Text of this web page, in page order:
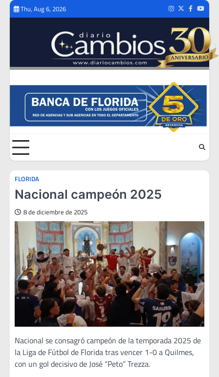
Skip
Thu, Aug 6, 2026 Instagram
TwitterFacebook
FLORIDA
Nacional campeón 2025
8 de diciembre de 2025
Nacional se consagró campeón de la temporada 2025 de
la Liga de Fútbol de Florida tras vencer 1-0 a Quilmes,
con un gol decisivo de José “Peto” Trezza.